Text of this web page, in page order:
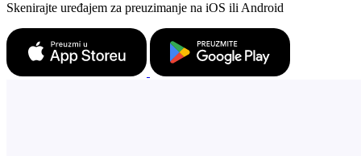
Skenirajte uređajem za preuzimanje na iOS ili Android